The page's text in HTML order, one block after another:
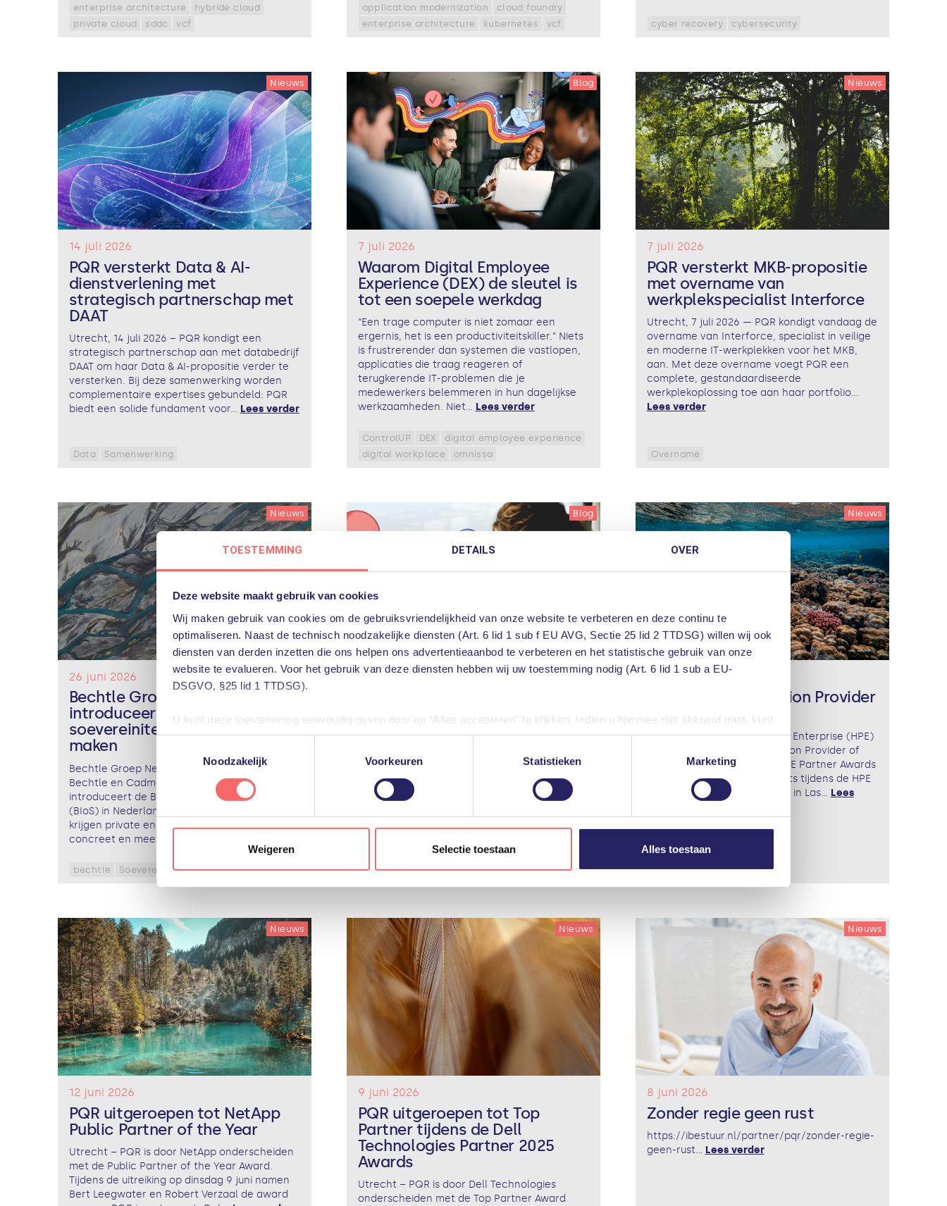
TOESTEMMING DETAILS OVER
Deze website maakt gebruik van cookies
Wij maken gebruik van cookies om de gebruiksvriendelijkheid van onze website te verbeteren en deze continu te
optimaliseren. Naast de technisch noodzakelijke diensten (Art. 6 lid 1 sub f EU AVG, Sectie 25 lid 2 TTDSG) willen wij ook
diensten van derden inzetten die ons helpen ons advertentieaanbod te verbeteren en het statistische gebruik van onze
website te evalueren. Voor het gebruik van deze diensten hebben wij uw toestemming nodig (Art. 6 lid 1 sub a EU-
DSGVO, §25 lid 1 TTDSG).
U kunt deze toestemming eenvoudig geven door op “Alles accepteren” te klikken. Indien u hiermee niet akkoord gaat, kunt
u het gebruik van niet-essentiële diensten uitschakelen door op “Alles weigeren” te klikken. Uiteraard kunt u ook de
Meer informatie, inclusief gegevensverwerking door derden, vindt u in de instellingen en in onze privacyverklaring. U kunt
het gebruik van cookies te allen tijde weigeren of aanpassen via uw instellingen.
Noodzakelijk
Voorkeuren Statistieken Marketing
Weigeren Selectie toestaan Alles toestaan
enterprise architecture
hybride cloud
private cloud
sddc vcf
application modernization
cloud foundry
enterprise architecture
kubernetes vcf cyber recovery cybersecurity
Nieuws
14 juli 2026
PQR versterkt Data & AI-
dienstverlening met
strategisch partnerschap met
DAAT
Utrecht, 14 juli 2026 – PQR kondigt een
strategisch partnerschap aan met databedrijf
DAAT om haar Data & AI-propositie verder te
versterken. Bij deze samenwerking worden
complementaire expertises gebundeld: PQR
biedt een solide fundament voor... Lees verder
Data Samenwerking
Blog
7 juli 2026
Waarom Digital Employee
Experience (DEX) de sleutel is
tot een soepele werkdag
“Een trage computer is niet zomaar een
ergernis, het is een productiviteitskiller.” Niets
is frustrerender dan systemen die vastlopen,
applicaties die traag reageren of
terugkerende IT-problemen die je
medewerkers belemmeren in hun dagelijkse
werkzaamheden. Niet... Lees verder
ControlUP DEX
digital employee experience
digital workplace
omnissa
Nieuws
7 juli 2026
PQR versterkt MKB-propositie
met overname van
werkplekspecialist Interforce
Utrecht, 7 juli 2026 — PQR kondigt vandaag de
overname van Interforce, specialist in veilige
en moderne IT-werkplekken voor het MKB,
aan. Met deze overname voegt PQR een
complete, gestandaardiseerde
werkplekoplossing toe aan haar portfolio...
Lees verder
Overname
Nieuws
26 juni 2026
Bechtle Groep Nederland
introduceert tool om digitale
soevereiniteit meetbaar te
maken
Bechtle Groep Nederland, waar PQR met ARP,
Bechtle en Cadmes onderdeel van is,
introduceert de Bechtle Index of Sovereignty
(BIoS) in Nederland. Met deze nieuwe tool
krijgen private en publieke organisaties een
concreet en meetbaar...
bechtle Soevereiniteit
Blog
23 juni 2026
the Clouds in 2026
Vandaag de dag focust een discussie over de
Dat is begrijpelijk, zeker gezien de huidige
geopolitieke spanningen. Maar
cloudsoevereiniteit betekent niet dat zaken
en innovatiekracht...Lees verder
azure cloud public cloud soevereine cloud
Nieuws
16 juni 2026
PQR wint HPE Solution Provider
of the Year Award
PQR is door Hewlett Packard Enterprise (HPE)
onderscheiden met de Solution Provider of
the Year Award tijdens de HPE Partner Awards
2026. De uitreiking vond plaats tijdens de HPE
Partner Growth Summit 2026 in Las... Lees
award hpe partner
Nieuws
12 juni 2026
PQR uitgeroepen tot NetApp
Public Partner of the Year
Utrecht – PQR is door NetApp onderscheiden
met de Public Partner of the Year Award.
Tijdens de uitreiking op dinsdag 9 juni namen
Bert Leegwater en Robert Verzaal de award
Nieuws
9 juni 2026
PQR uitgeroepen tot Top
Partner tijdens de Dell
Technologies Partner 2025
Awards
Utrecht – PQR is door Dell Technologies
onderscheiden met de Top Partner Award
Nieuws
8 juni 2026
Zonder regie geen rust
https://ibestuur.nl/partner/pqr/zonder-regie-
geen-rust... Lees verder